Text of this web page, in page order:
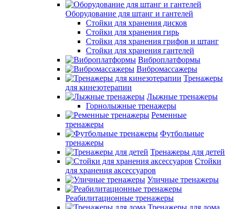
Оборудование для штанг и гантелей
Стойки для хранения дисков
Стойки для хранения гирь
Стойки для хранения грифов и штанг
Стойки для хранения гантелей
Виброплатформы
Вибромассажеры
Тренажеры
для кинезотерапии
Лыжные тренажеры
Горнолыжные тренажеры
Ременные
тренажеры
Футбольные
тренажеры
Тренажеры для детей
Стойки
для хранения аксессуаров
Уличные тренажеры
Реабилитационные тренажеры
Тренажеры для дома